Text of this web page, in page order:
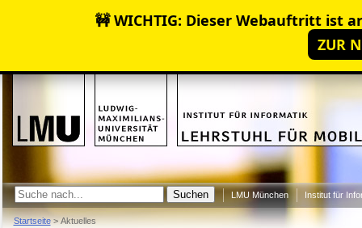
🚧 WICHTIG: Dieser Webauftritt ist
ZUR
LMU München Institut für
Startseite>Aktuelles